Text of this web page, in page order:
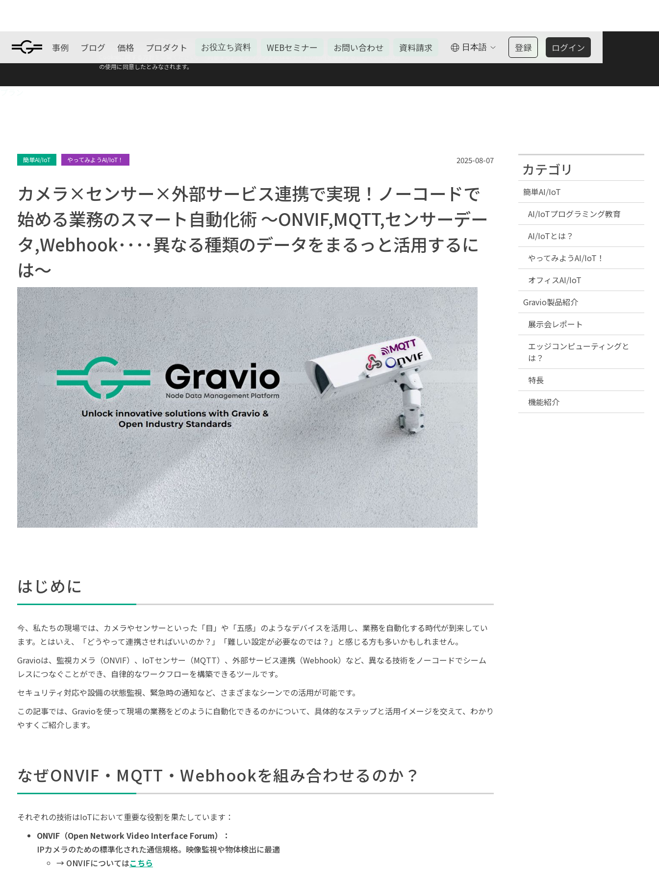
事例 ブログ 価格 プロダクト お役立ち資料 WEBセミナー お問い合わせ 資料請求 日本語 登録 ログイン
本ウェブサイトは、利便性、品質維持·向上を目的に、Cookieを使用しております。詳しくは 本ウェブサイトの
の使用に同意したとみなされます。
ブログ
カテゴリ
簡単AI/IoT
AI/IoTプログラミング教育
AI/IoTとは？
やってみようAI/IoT！
オフィスAI/IoT
Gravio製品紹介
展示会レポート
エッジコンピューティングと
は？
特長
機能紹介
簡単AI/IoT やってみようAI/IoT！ 2025-08-07
カメラ×センサー×外部サービス連携で実現！ノーコードで
始める業務のスマート自動化術 〜ONVIF,MQTT,センサーデー
タ,Webhook････異なる種類のデータをまるっと活用するに
は〜
はじめに
今、私たちの現場では、カメラやセンサーといった「目」や「五感」のようなデバイスを活用し、業務を自動化する時代が到来してい
ます。とはいえ、「どうやって連携させればいいのか？」「難しい設定が必要なのでは？」と感じる方も多いかもしれません。
Gravioは、監視カメラ（ONVIF）、IoTセンサー（MQTT）、外部サービス連携（Webhook）など、異なる技術をノーコードでシーム
レスにつなぐことができ、自律的なワークフローを構築できるツールです。
セキュリティ対応や設備の状態監視、緊急時の通知など、さまざまなシーンでの活用が可能です。
この記事では、Gravioを使って現場の業務をどのように自動化できるのかについて、具体的なステップと活用イメージを交えて、わかり
やすくご紹介します。
なぜONVIF・MQTT・Webhookを組み合わせるのか？
それぞれの技術はIoTにおいて重要な役割を果たしています：
ONVIF（Open Network Video Interface Forum）：
IPカメラのための標準化された通信規格。映像監視や物体検出に最適
→ ONVIFについてはこちら